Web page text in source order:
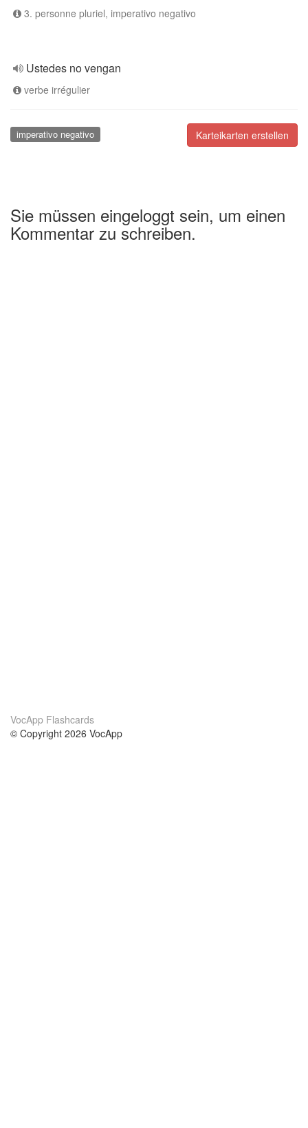
3. personne pluriel, imperativo negativo
Ustedes no vengan
verbe irrégulier
Karteikarten erstellen
imperativo negativo
Sie müssen eingeloggt sein, um einen
Kommentar zu schreiben.
VocApp Flashcards
© Copyright 2026 VocApp